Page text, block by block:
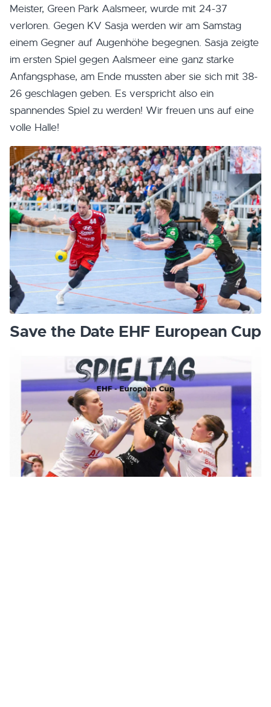
Meister, Green Park Aalsmeer, wurde mit 24-37
verloren. Gegen KV Sasja werden wir am Samstag
einem Gegner auf Augenhöhe begegnen. Sasja zeigte
im ersten Spiel gegen Aalsmeer eine ganz starke
Anfangsphase, am Ende mussten aber sie sich mit 38-
26 geschlagen geben. Es verspricht also ein
spannendes Spiel zu werden! Wir freuen uns auf eine
volle Halle!
Save the Date EHF European Cup